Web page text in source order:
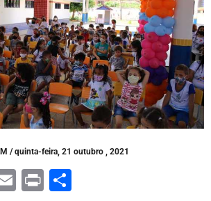
/ quinta-feira, 21 outubro , 2021
Email
PrintShare